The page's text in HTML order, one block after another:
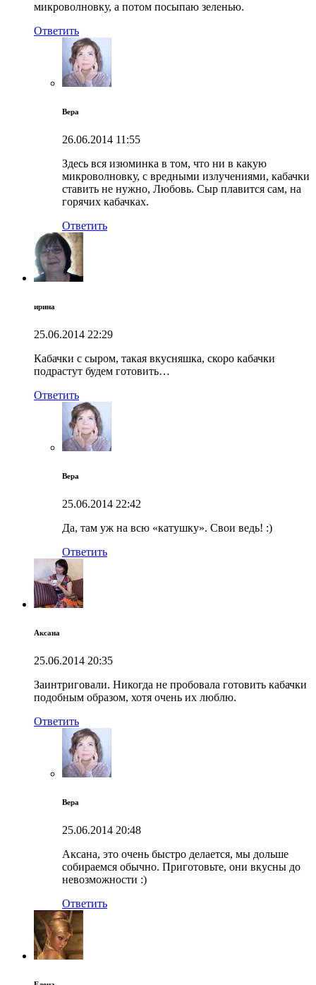
микроволновку, а потом посыпаю зеленью.
Ответить
Вера
26.06.2014 11:55
Здесь вся изюминка в том, что ни в какую
микроволновку, с вредными излучениями, кабачки
ставить не нужно, Любовь. Сыр плавится сам, на
горячих кабачках.
Ответить
ирина
25.06.2014 22:29
Кабачки с сыром, такая вкусняшка, скоро кабачки
подрастут будем готовить…
Ответить
Вера
25.06.2014 22:42
Да, там уж на всю «катушку». Свои ведь! :)
Ответить
Аксана
25.06.2014 20:35
Заинтриговали. Никогда не пробовала готовить кабачки
подобным образом, хотя очень их люблю.
Ответить
Вера
25.06.2014 20:48
Аксана, это очень быстро делается, мы дольше
собираемся обычно. Приготовьте, они вкусны до
невозможности :)
Ответить